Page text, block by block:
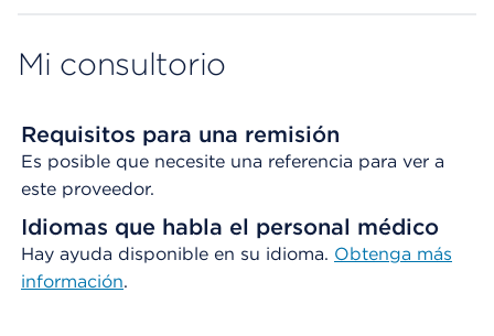
Mi consultorio
Requisitos para una remisión
Es posible que necesite una referencia para ver a
este proveedor.
Idiomas que habla el personal médico
Hay ayuda disponible en su idioma. Obtenga más
información.